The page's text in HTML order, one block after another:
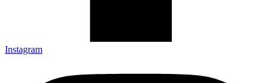
Instagram